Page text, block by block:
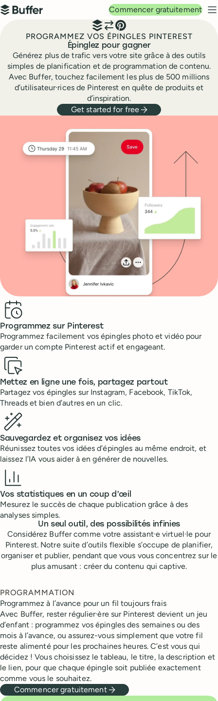
Navigation principale
Buffer
Commencer gratuitement
PROGRAMMEZ VOS ÉPINGLES PINTEREST
Épinglez pour gagner
Générez plus de trafic vers votre site grâce à des outils
simples de planification et de programmation de contenu.
Avec Buffer, touchez facilement les plus de 500 millions
d’utilisateur·rices de Pinterest en quête de produits et
d’inspiration.
Get started for free
Benefits
Programmez sur Pinterest
Programmez facilement vos épingles photo et vidéo pour
garder un compte Pinterest actif et engageant.
Mettez en ligne une fois, partagez partout
Partagez vos épingles sur Instagram, Facebook, TikTok,
Threads et bien d’autres en un clic.
Sauvegardez et organisez vos idées
Réunissez toutes vos idées d’épingles au même endroit, et
laissez l’IA vous aider à en générer de nouvelles.
Vos statistiques en un coup d’œil
Mesurez le succès de chaque publication grâce à des
analyses simples.
Un seul outil, des possibilités infinies
Considérez Buffer comme votre assistant·e virtuel·le pour
Pinterest. Notre suite d’outils flexible s’occupe de planifier,
organiser et publier, pendant que vous vous concentrez sur le
plus amusant : créer du contenu qui captive.
PROGRAMMATION
Programmez à l’avance pour un fil toujours frais
Avec Buffer, rester régulier·ère sur Pinterest devient un jeu
d’enfant : programmez vos épingles des semaines ou des
mois à l’avance, ou assurez-vous simplement que votre fil
reste alimenté pour les prochaines heures. C’est vous qui
décidez ! Vous choisissez le tableau, le titre, la description et
le lien, pour que chaque épingle soit publiée exactement
comme vous le souhaitez.
Commencer gratuitement